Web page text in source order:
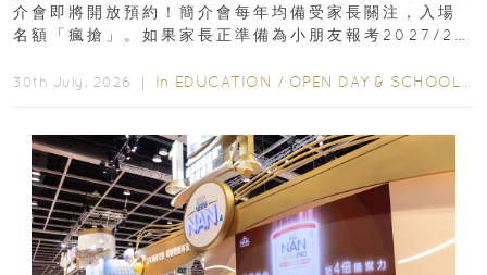
介會即將開放預約！簡介會每年均備受家長關注，入場
名額「瘋搶」。如果家長正準備為小朋友報考2027/28
30th July, 2026 ｜ In EDUCATION / OPEN DAY & SCHOOL EVENTS